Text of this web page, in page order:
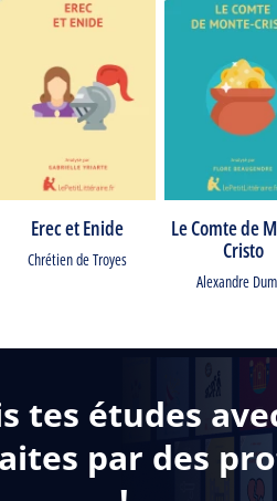
Erec et Enide
Chrétien de Troyes
Le Comte de
Cristo
Alexandre
tes études
par des